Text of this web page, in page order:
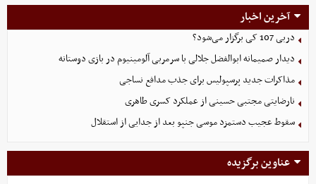
آخرین اخبار
دربی 107 کی برگزار می‌شود؟
دیدار صمیمانه ابوالفضل جلالی با سرمربی آلومینیوم در بازی دوستانه
مذاکرات جدید پرسپولیس برای جذب مدافع نساجی
نارضایتی مجتبی حسینی از عملکرد کسری طاهری
سقوط عجیب دستمزد موسی جنپو بعد از جدایی از استقلال
عناوین برگزیده